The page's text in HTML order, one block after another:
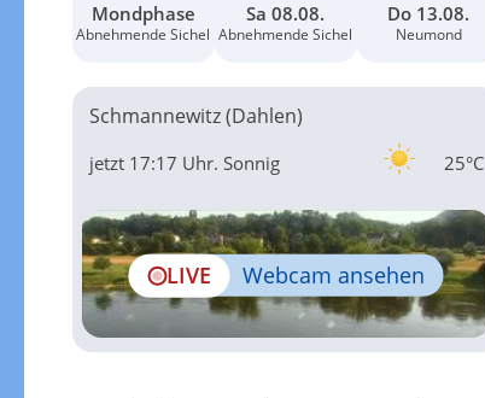
Mondphase
Abnehmende Sichel
Sa 08.08.
Abnehmende Sichel
Do 13.08.
Neumond
Schmannewitz (Dahlen)
25°C
jetzt 17:17 Uhr. Sonnig
LIVE Webcam ansehen